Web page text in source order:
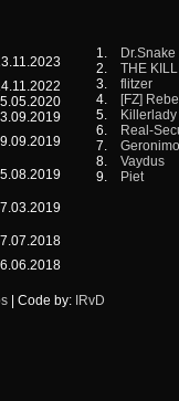
1.
Dr.Snake
2.
THE
3.
flitzer
4.
[FZ]
5.
Killerlady
6.
Real-
7.
Geronimo
8.
Vaydus
9.
Piet
| Code by: IRvD